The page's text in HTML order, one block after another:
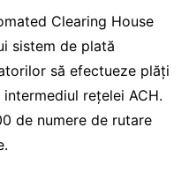
Clearing House
sistem de plată
să efectueze plăți
rețelei ACH.
de numere de rutare